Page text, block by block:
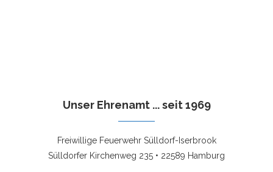
Unser Ehrenamt ... seit 1969
Freiwillige Feuerwehr Sülldorf-Iserbrook
Sülldorfer Kirchenweg 235 • 22589 Hamburg